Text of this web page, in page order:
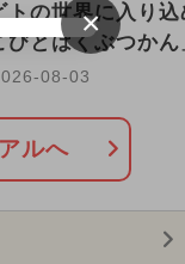
トの世界に入り込
びとはくぶつかん
8/12グランドオー
08-03
ルへ
×